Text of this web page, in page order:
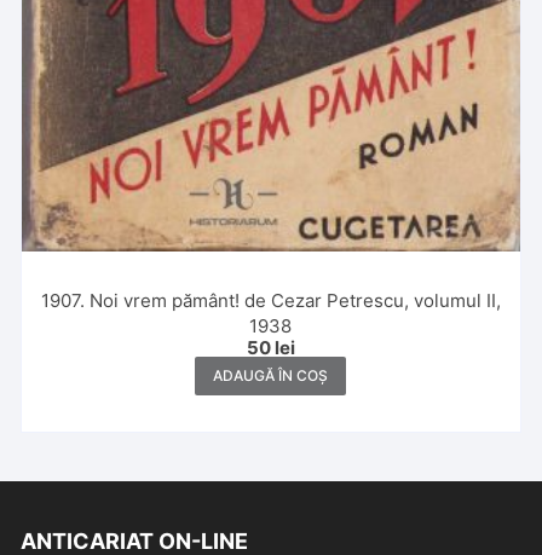
1907. Noi vrem pământ! de Cezar Petrescu, volumul II,
1938
50 lei
ADAUGĂ ÎN COȘ
ANTICARIAT ON-LINE